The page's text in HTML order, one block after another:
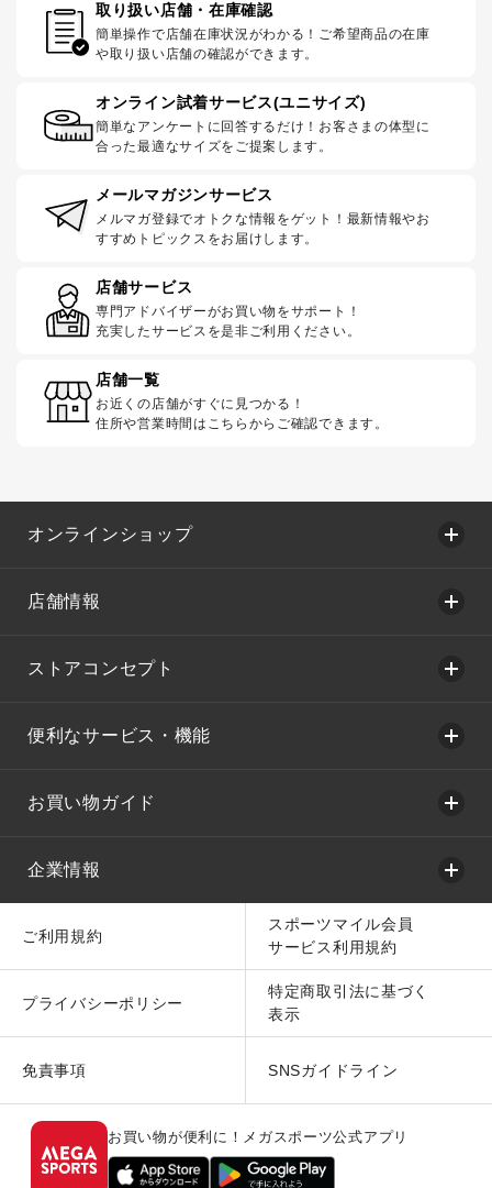
取り扱い店舗・在庫確認
簡単操作で店舗在庫状況がわかる！ご希望商品の在庫
や取り扱い店舗の確認ができます。
オンライン試着サービス(ユニサイズ)
簡単なアンケートに回答するだけ！お客さまの体型に
合った最適なサイズをご提案します。
メールマガジンサービス
メルマガ登録でオトクな情報をゲット！最新情報やお
すすめトピックスをお届けします。
店舗サービス
専門アドバイザーがお買い物をサポート！
充実したサービスを是非ご利用ください。
店舗一覧
お近くの店舗がすぐに見つかる！
住所や営業時間はこちらからご確認できます。
オンラインショップ
店舗情報
ストアコンセプト
便利なサービス・機能
お買い物ガイド
企業情報
ご利用規約
スポーツマイル会員
サービス利用規約
プライバシーポリシー
特定商取引法に基づく
表示
免責事項 SNSガイドライン
お買い物が便利に！メガスポーツ公式アプリ